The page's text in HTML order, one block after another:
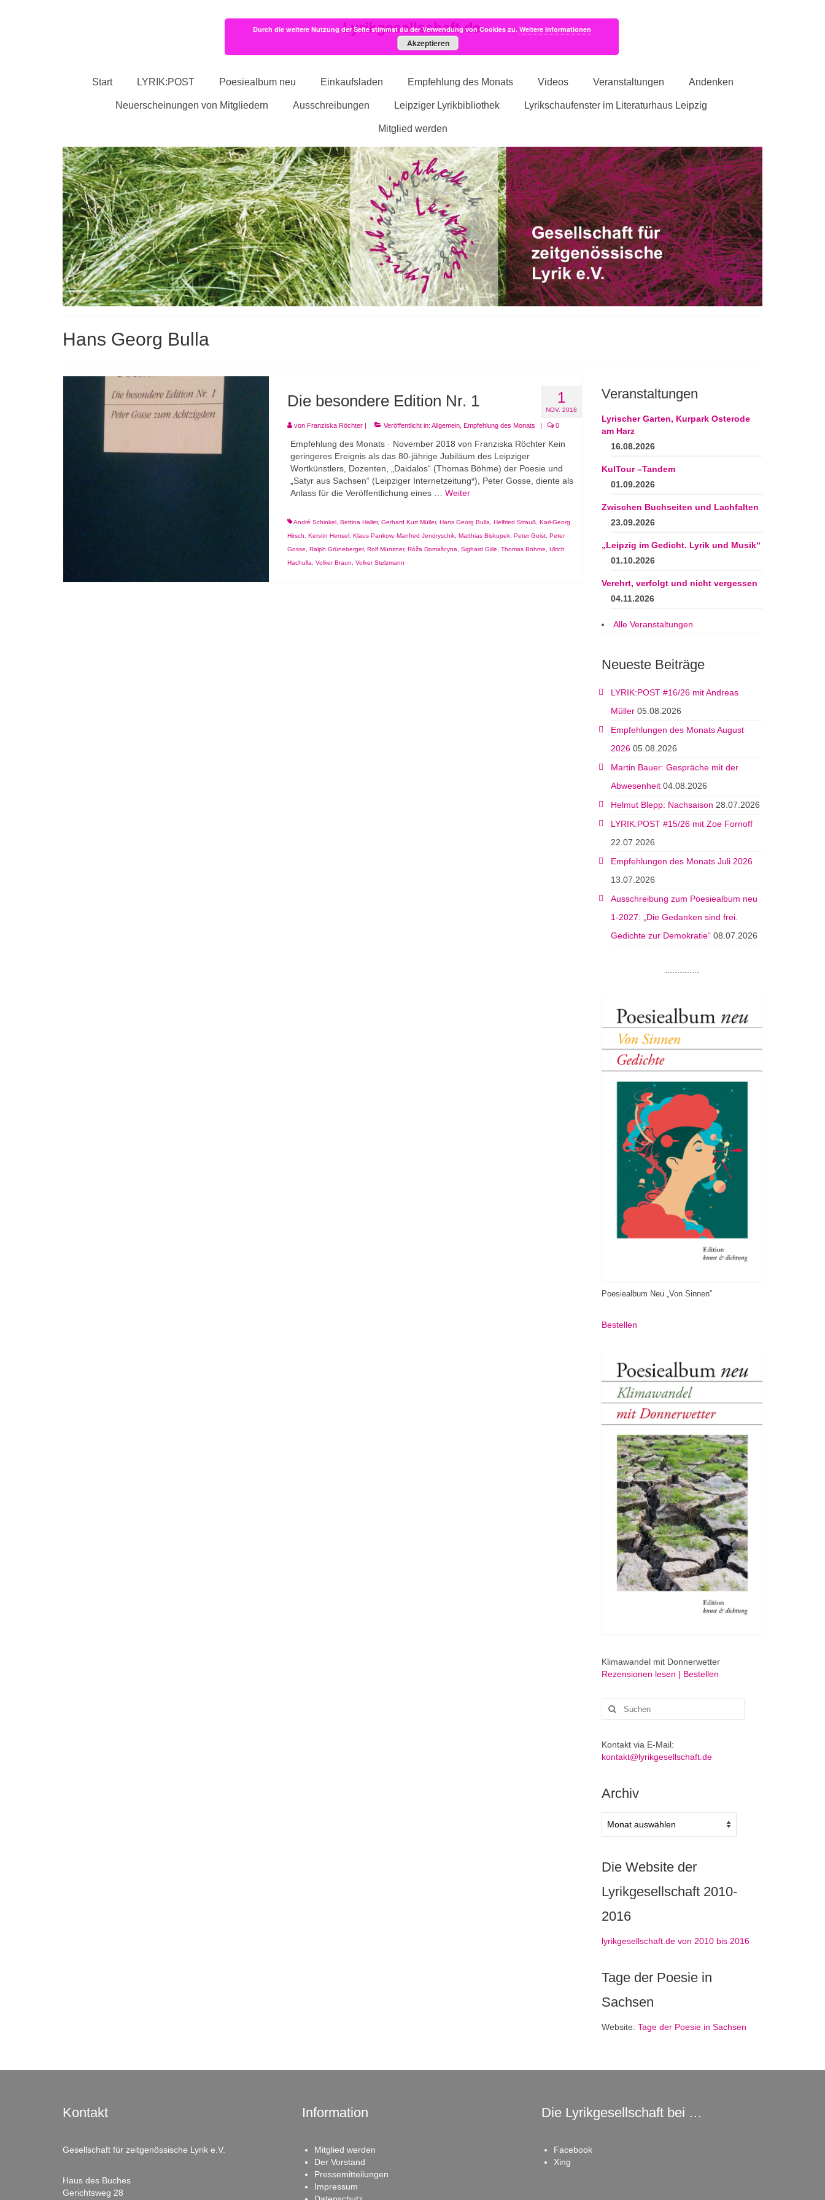
Start LYRIK:POST Poesiealbum neu Einkaufsladen Empfehlung des Monats Videos Veranstaltungen Andenken
Neuerscheinungen von Mitgliedern Ausschreibungen Leipziger Lyrikbibliothek Lyrikschaufenster im Literaturhaus Leipzig
Mitglied werden
Hans Georg Bulla
1
NOV. 2018
Die besondere Edition Nr. 1
von Franziska Röchter| Veröffentlicht in: Allgemein, Empfehlung des Monats | 0
Empfehlung des Monats · November 2018 von Franziska Röchter Kein
geringeres Ereignis als das 80-jährige Jubiläum des Leipziger
Wortkünstlers, Dozenten, „Daidalos“ (Thomas Böhme) der Poesie und
„Satyr aus Sachsen“ (Leipziger Internetzeitung*), Peter Gosse, diente als
Anlass für die Veröffentlichung eines … Weiter
André Schinkel, Bettina Haller, Gerhard Kurt Müller, Hans Georg Bulla Helfried Strauß, Karl-Georg
Hirsch
Kerstin Hensel, Klaus Pankow, Manfred Jendryschik, Matthias Biskupek, Peter Geist, Peter
Gosse
Ralph Grüneberger, Rolf Münzner, Róža Domašcyna Sighard Gille Thomas Böhme
Ulrich
Hachulla
Volker Braun Volker Stelzmann
Veranstaltungen
Lyrischer Garten, Kurpark Osterode
am Harz
16.08.2026
KulTour –Tandem
01.09.2026
Zwischen Buchseiten und Lachfalten
23.09.2026
„Leipzig im Gedicht. Lyrik und Musik“
01.10.2026
Verehrt, verfolgt und nicht vergessen
04.11.2026
Alle Veranstaltungen
Neueste Beiträge
LYRIK:POST #16/26 mit Andreas
Müller 05.08.2026
Empfehlungen des Monats August
2026 05.08.2026
Martin Bauer: Gespräche mit der
Abwesenheit 04.08.2026
Helmut Blepp: Nachsaison 28.07.2026
LYRIK:POST #15/26 mit Zoe Fornoff
22.07.2026
Empfehlungen des Monats Juli 2026
13.07.2026
Ausschreibung zum Poesiealbum neu
1-2027: „Die Gedanken sind frei.
Gedichte zur Demokratie“ 08.07.2026
Poesiealbum Neu „Von Sinnen”
Bestellen
Klimawandel mit Donnerwetter
Rezensionen lesen | Bestellen
Suchen
nach:
Kontakt via E-Mail:
kontakt@lyrikgesellschaft.de
Archiv
Die Website der
Lyrikgesellschaft 2010-
2016
lyrikgesellschaft.de von 2010 bis 2016
Tage der Poesie in
Sachsen
Website: Tage der Poesie in Sachsen
Kontakt
Gesellschaft für zeitgenössische Lyrik e.V.
Haus des Buches
Gerichtsweg 28
Information
Mitglied werden
Der Vorstand
Pressemitteilungen
Impressum
Die Lyrikgesellschaft bei …
Facebook
Xing
Durch die weitere Nutzung der Seite stimmst du der Verwendung von Cookies zu. Weitere Informationen
Akzeptieren